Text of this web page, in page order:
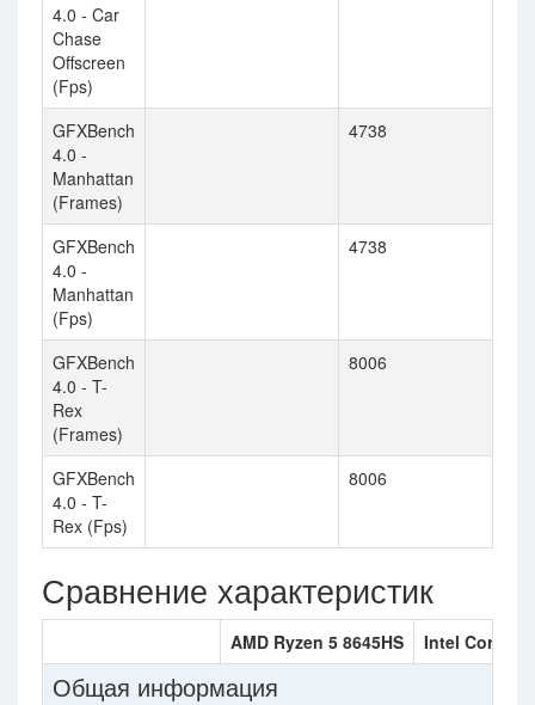
4.0 - Car
Chase
Offscreen
(Fps)
GFXBench
4.0 -
Manhattan
(Frames)
4738
GFXBench
4.0 -
Manhattan
(Fps)
4738
GFXBench
4.0 - T-
Rex
(Frames)
8006
GFXBench
4.0 - T-
Rex (Fps)
8006
Сравнение характеристик
AMD Ryzen 5 8645HS Intel Core i3-
Общая информация